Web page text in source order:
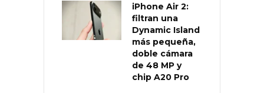
iPhone Air 2:
filtran una
Dynamic Island
más pequeña,
doble cámara
de 48 MP y
chip A20 Pro